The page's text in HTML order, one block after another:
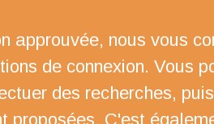
approuvée, nous vous
de connexion. Vous
des recherches,
proposées. C'est